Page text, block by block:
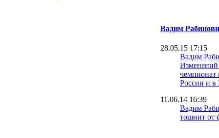
Вадим
28.05.15 17:15
Вадим
Изменений
чемпионат
России и в
11.06.14 16:39
Вадим
тошнит от